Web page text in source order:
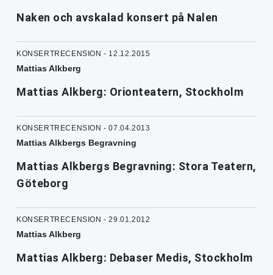
Naken och avskalad konsert på Nalen
KONSERTRECENSION - 12.12.2015
Mattias Alkberg
Mattias Alkberg: Orionteatern, Stockholm
KONSERTRECENSION - 07.04.2013
Mattias Alkbergs Begravning
Mattias Alkbergs Begravning: Stora Teatern,
Göteborg
KONSERTRECENSION - 29.01.2012
Mattias Alkberg
Mattias Alkberg: Debaser Medis, Stockholm